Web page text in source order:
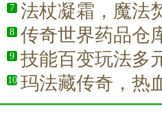
7 法杖凝霜，魔
传奇
8 传奇世界药品仓
9 技能百变玩法多
10 玛法藏传奇，热